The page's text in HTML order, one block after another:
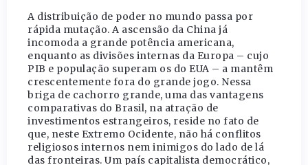
A distribuição de poder no mundo passa por
rápida mutação. A ascensão da China já
incomoda a grande potência americana,
enquanto as divisões internas da Europa – cujo
PIB e população superam os do EUA – a mantêm
crescentemente fora do grande jogo. Nessa
briga de cachorro grande, uma das vantagens
comparativas do Brasil, na atração de
investimentos estrangeiros, reside no fato de
que, neste Extremo Ocidente, não há conflitos
religiosos internos nem inimigos do lado de lá
das fronteiras. Um país capitalista democrático,